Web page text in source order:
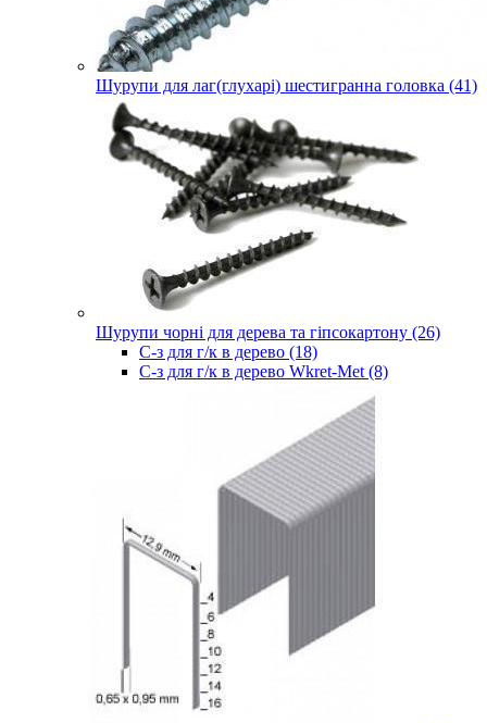
Шурупи для лаг(глухарі) шестигранна головка (41)
Шурупи чорні для дерева та гіпсокартону (26)
С-з для г/к в дерево (18)
С-з для г/к в дерево Wkret-Met (8)